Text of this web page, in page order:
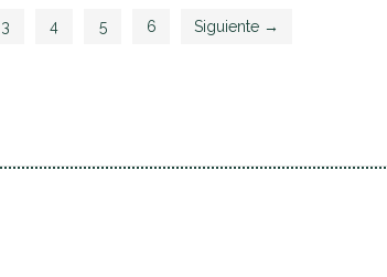
3 4 5 6 Siguiente →